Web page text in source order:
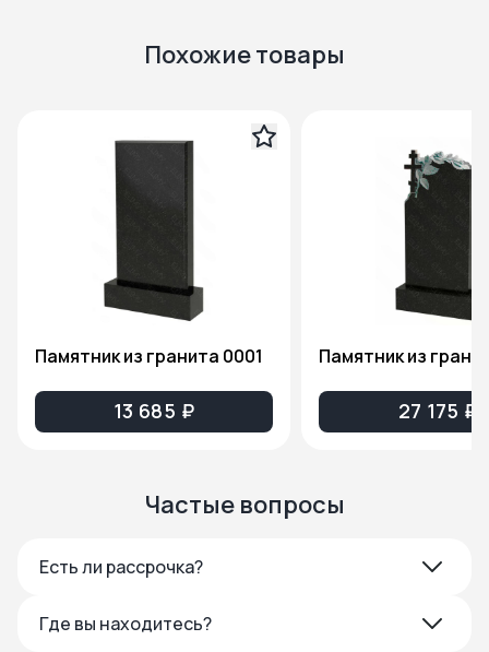
Похожие товары
Памятник из гранита 0001
13 685 ₽ 27 175 ₽
Частые вопросы
Есть ли рассрочка?
Где вы находитесь?